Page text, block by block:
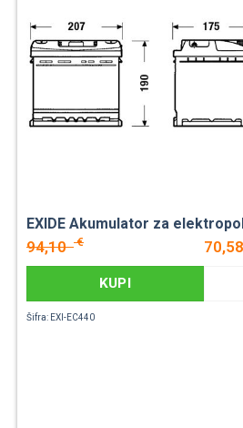
EXIDE Akumulator za
94,10€ 70,58
KUPI
Šifra: EXI-EC440